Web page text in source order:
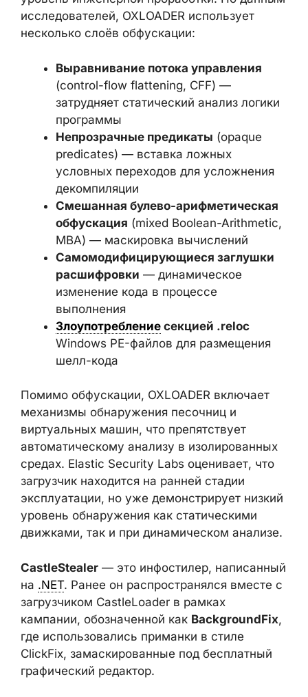
Загрузчик демонстрирует серьёзный
уровень инженерной проработки. По
данным исследователей, OXLOADER
Выравнивание потока управления
(control-flow flattening, CFF) —
затрудняет статический анализ
логики программы
Непрозрачные предикаты(opaque
predicates) — вставка ложных
условных переходов для усложнения
декомпиляции
Смешанная булево-
арифметическая обфускация(mixed
Boolean-Arithmetic, MBA) —
маскировка вычислений
Самомодифицирующиеся заглушки
расшифровки
изменение кода в процессе
выполнения
Злоупотребление
шелл-кода
Помимо обфускации, OXLOADER включает
механизмы обнаружения песочниц и
виртуальных машин, что препятствует
автоматическому анализу в
изолированных средах. Elastic Security Labs
оценивает, что загрузчик находится на
ранней стадии эксплуатации, но уже
обнаружения как статическими движками,
так и при динамическом анализе.
CastleStealer— это инфостилер,
написанный на.NET . Ранее он
распространялся вместе с загрузчиком
CastleLoader в рамках кампании,